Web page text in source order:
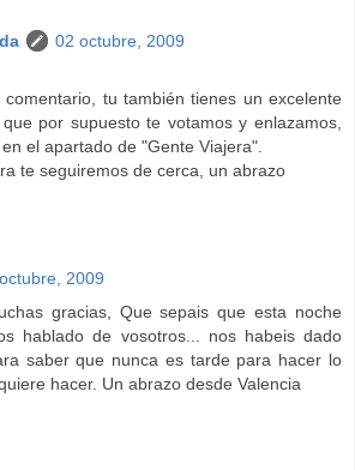
02 octubre, 2009
tu también tienes un excelente
por supuesto te votamos y enlazamos,
el apartado de "Gente Viajera".
te seguiremos de cerca, un abrazo
2009
gracias, Que sepais que esta noche
hablado de vosotros... nos habeis dado
saber que nunca es tarde para hacer lo
hacer. Un abrazo desde Valencia